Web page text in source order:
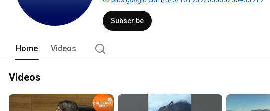
Subscribe
Home Videos
Videos